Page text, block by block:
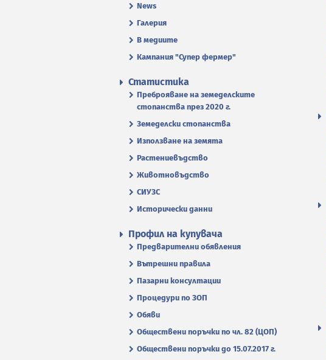
News
Галерия
В медиите
Кампания "Супер фермер"
Статистика
Преброяване на земеделските
стопанства през 2020 г.
Земеделски стопанства
Използване на земята
Растениевъдство
Животновъдство
СИУЗС
Исторически данни
Профил на купувача
Предварителни обявления
Вътрешни правила
Пазарни консултации
Процедури по ЗОП
Обяви
Обществени поръчки по чл. 82 (ЦОП)
Обществени поръчки до 15.07.2017 г.